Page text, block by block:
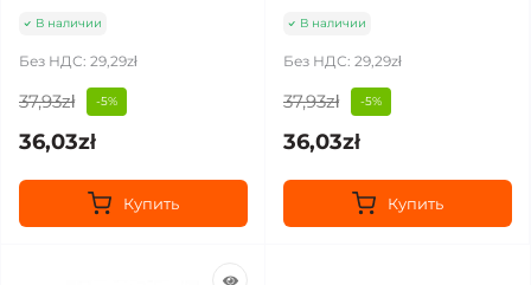
В наличии
Без НДС: 29,29zł
37,93zł -5%
36,03zł
Купить
В наличии
Без НДС: 29,29zł
37,93zł -5%
36,03zł
Купить